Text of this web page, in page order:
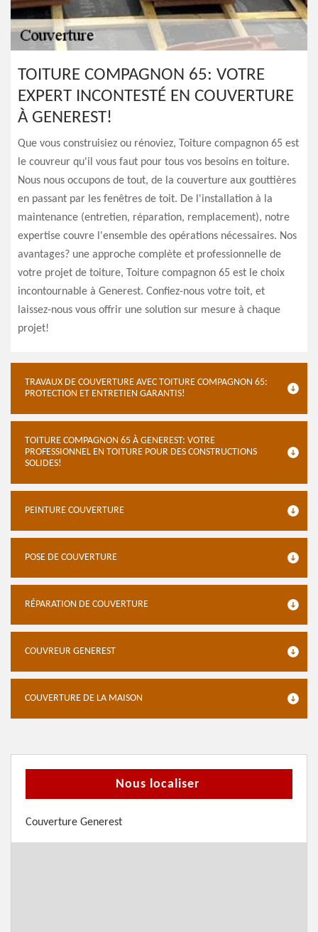
TOITURE COMPAGNON 65: VOTRE
EXPERT INCONTESTÉ EN COUVERTURE
À GENEREST!
Que vous construisiez ou rénoviez, Toiture compagnon 65 est
le couvreur qu'il vous faut pour tous vos besoins en toiture.
Nous nous occupons de tout, de la couverture aux gouttières
en passant par les fenêtres de toit. De l'installation à la
maintenance (entretien, réparation, remplacement), notre
expertise couvre l'ensemble des opérations nécessaires. Nos
avantages? une approche complète et professionnelle de
votre projet de toiture, Toiture compagnon 65 est le choix
incontournable à Generest. Confiez-nous votre toit, et
laissez-nous vous offrir une solution sur mesure à chaque
projet!
TRAVAUX DE COUVERTURE AVEC TOITURE COMPAGNON 65:
PROTECTION ET ENTRETIEN GARANTIS!
TOITURE COMPAGNON 65 À GENEREST: VOTRE
PROFESSIONNEL EN TOITURE POUR DES CONSTRUCTIONS
SOLIDES!
PEINTURE COUVERTURE
POSE DE COUVERTURE
RÉPARATION DE COUVERTURE
COUVREUR GENEREST
COUVERTURE DE LA MAISON
Nous localiser
Couverture Generest